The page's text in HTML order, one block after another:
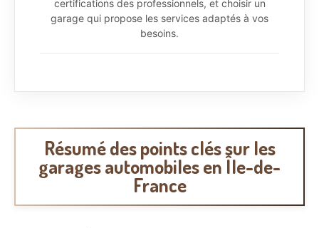
certifications des professionnels, et choisir un
garage qui propose les services adaptés à vos
besoins.
Résumé des points clés sur les
garages automobiles en Île-de-
France